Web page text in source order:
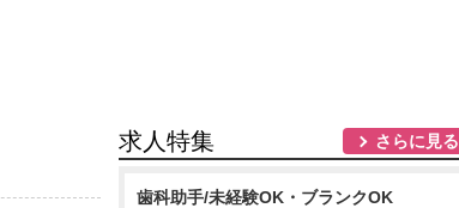
求人特集 さらに見る
歯科助手/未経験OK・ブランクOK